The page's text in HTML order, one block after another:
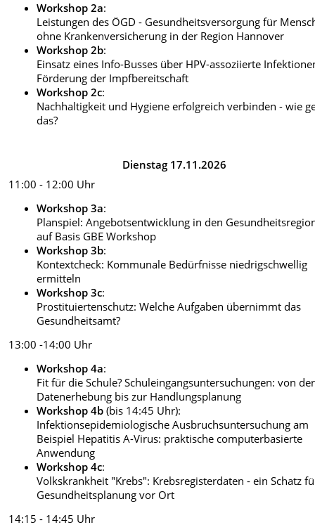
Workshop 2a:
Leistungen des ÖGD - Gesundheitsversorgung für
ohne Krankenversicherung in der Region Hannover
Workshop 2b:
Einsatz eines Info-Busses über HPV-assoziierte
Förderung der Impfbereitschaft
Workshop 2c:
Nachhaltigkeit und Hygiene erfolgreich verbinden - wie
das?
Dienstag 17.11.2026
11:00 - 12:00 Uhr
Workshop 3a:
Planspiel: Angebotsentwicklung in den
auf Basis GBE Workshop
Workshop 3b:
Kontextcheck: Kommunale Bedürfnisse niedrigschwellig
ermitteln
Workshop 3c:
Prostituiertenschutz: Welche Aufgaben übernimmt das
Gesundheitsamt?
13:00 -14:00 Uhr
Workshop 4a:
Fit für die Schule? Schuleingangsuntersuchungen: von der
Datenerhebung bis zur Handlungsplanung
Workshop 4b (bis 14:45 Uhr):
Infektionsepidemiologische Ausbruchsuntersuchung am
Beispiel Hepatitis A-Virus: praktische computerbasierte
Anwendung
Workshop 4c:
Volkskrankheit "Krebs": Krebsregisterdaten - ein Schatz
Gesundheitsplanung vor Ort
14:15 - 14:45 Uhr